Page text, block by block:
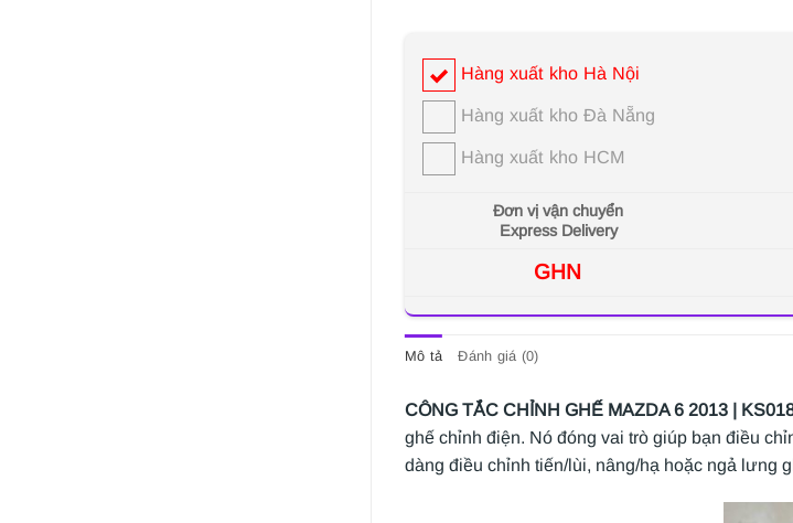
Hàng xuất kho Hà Nội
Hàng xuất kho Đà Nẵng
Hàng xuất kho HCM
Đơn vị vận chuyển
Express Delivery
GHN
Mô tả Đánh giá (0)
CÔNG TẮC CHỈNH GHẾ MAZDA 6 2013 |
ghế chỉnh điện. Nó đóng vai trò giúp bạn điều
dàng điều chỉnh tiến/lùi, nâng/hạ hoặc ngả lưng